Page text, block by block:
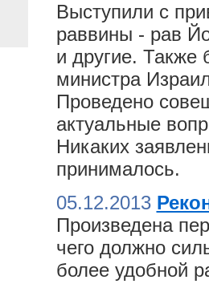
Выступили с
раввины - рав
и другие. Также
министра
Проведено
актуальные
Никаких
принималось.
05.12.2013
Произведена
чего должно
более удобной